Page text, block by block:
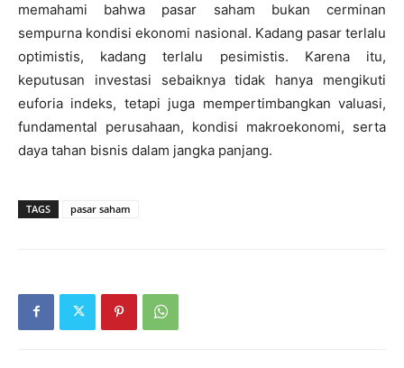
memahami bahwa pasar saham bukan cerminan
sempurna kondisi ekonomi nasional. Kadang pasar terlalu
optimistis, kadang terlalu pesimistis. Karena itu,
keputusan investasi sebaiknya tidak hanya mengikuti
euforia indeks, tetapi juga mempertimbangkan valuasi,
fundamental perusahaan, kondisi makroekonomi, serta
daya tahan bisnis dalam jangka panjang.
TAGS pasar saham